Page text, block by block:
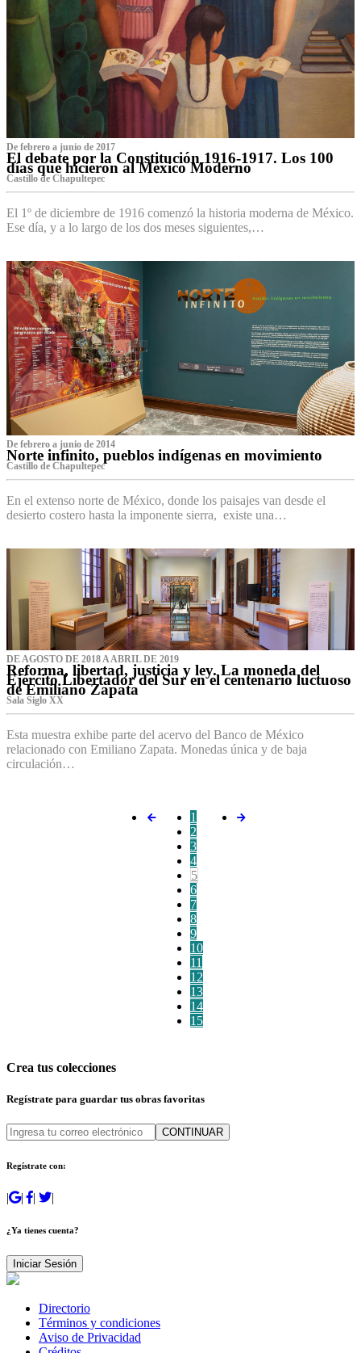
De febrero a junio de 2017
El debate por la Constitución 1916-1917. Los 100
días que hicieron al México Moderno
Castillo de Chapultepec
El 1º de diciembre de 1916 comenzó la historia moderna de México.
Ese día, y a lo largo de los dos meses siguientes,…
De febrero a junio de 2014
Norte infinito, pueblos indígenas en movimiento
Castillo de Chapultepec
En el extenso norte de México, donde los paisajes van desde el
desierto costero hasta la imponente sierra, existe una…
DE AGOSTO DE 2018 A ABRIL DE 2019
Reforma, libertad, justicia y ley. La moneda del
Ejército Libertador del Sur en el centenario luctuoso
de Emiliano Zapata
Sala Siglo XX
Esta muestra exhibe parte del acervo del Banco de México
relacionado con Emiliano Zapata. Monedas única y de baja
circulación…
1
2
3
4
5
6
7
8
9
10
11
12
13
14
15
Crea tus colecciones
Regístrate para guardar tus obras favoritas
CONTINUAR
Regístrate con:
| | | |
¿Ya tienes cuenta?
Iniciar Sesión
Directorio
Términos y condiciones
Aviso de Privacidad